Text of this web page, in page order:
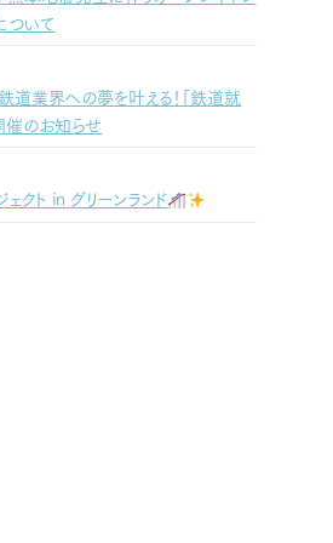
ついて
道業界への夢を叶える！「鉄道就
催のお知らせ
クト in グリーンランド